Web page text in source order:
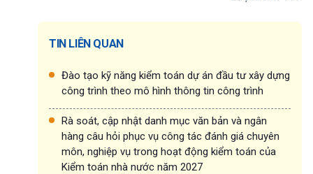
TIN LIÊN QUAN
Đào tạo kỹ năng kiểm toán dự án đầu tư xây dựng
công trình theo mô hình thông tin công trình
Rà soát, cập nhật danh mục văn bản và ngân
hàng câu hỏi phục vụ công tác đánh giá chuyên
môn, nghiệp vụ trong hoạt động kiểm toán của
Kiểm toán nhà nước năm 2027